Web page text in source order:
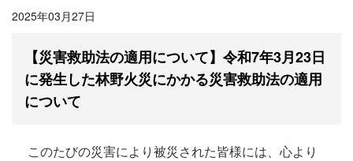
2025年03月27日
【災害救助法の適用について】令和7年3月23日
に発生した林野火災にかかる災害救助法の適用
について
このたびの災害により被災された皆様には、心より